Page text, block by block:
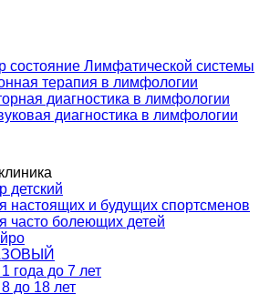
состояние Лимфатической системы
терапия в лимфологии
диагностика в лимфологии
диагностика в лимфологии
детский
настоящих и будущих спортсменов
часто болеющих детей
года до 7 лет
до 18 лет